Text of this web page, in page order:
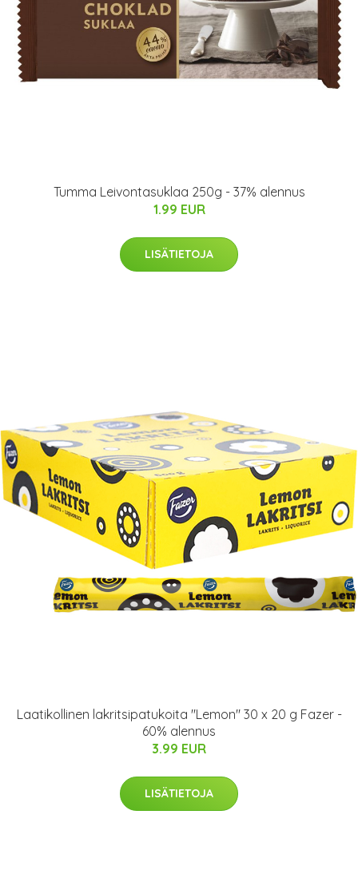
Tumma Leivontasuklaa 250g - 37% alennus
1.99 EUR
LISÄTIETOJA
Laatikollinen lakritsipatukoita "Lemon" 30 x 20 g Fazer -
60% alennus
3.99 EUR
LISÄTIETOJA